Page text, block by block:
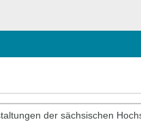
der sächsischen